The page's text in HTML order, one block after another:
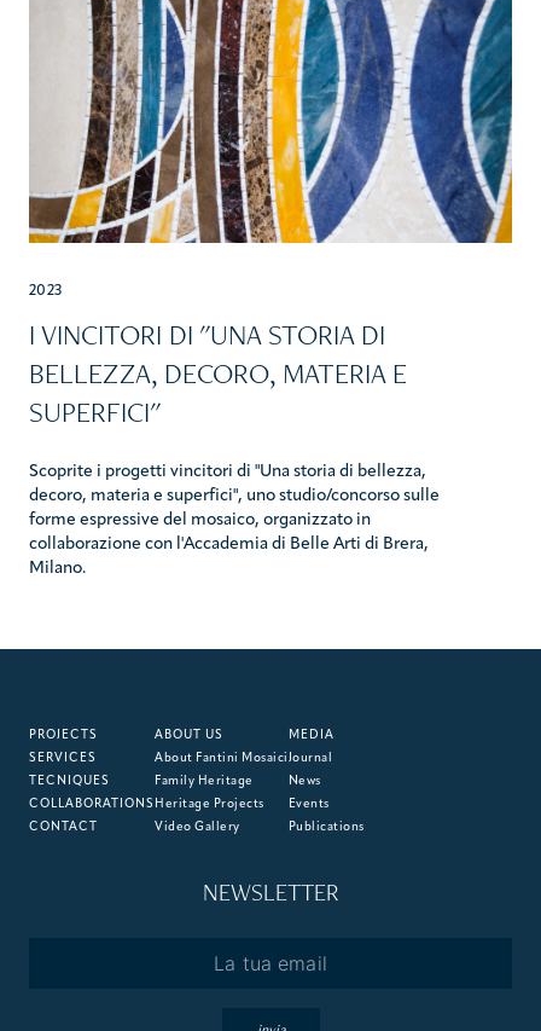
2023
I VINCITORI DI "UNA STORIA DI
BELLEZZA, DECORO, MATERIA E
SUPERFICI"
Scoprite i progetti vincitori di "Una storia di bellezza,
decoro, materia e superfici", uno studio/concorso sulle
forme espressive del mosaico, organizzato in
collaborazione con l'Accademia di Belle Arti di Brera,
Milano.
PROJECTS
SERVICES
TECNIQUES
COLLABORATIONS
CONTACT
ABOUT US
About Fantini Mosaici
Family Heritage
Heritage Projects
Video Gallery
MEDIA
Journal
News
Events
Publications
NEWSLETTER